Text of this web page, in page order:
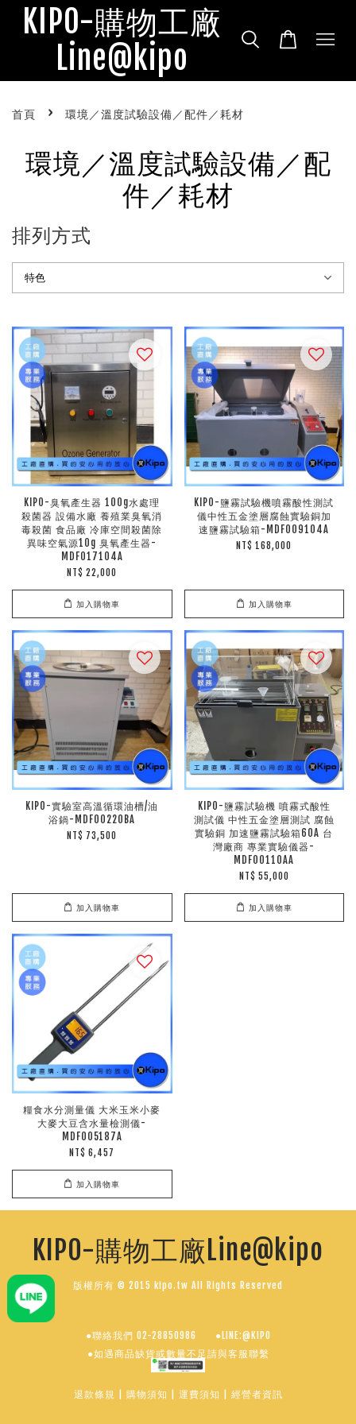
KIPO-購物工廠
Line@kipo
首頁 › 環境／溫度試驗設備／配件／耗材
環境／溫度試驗設備／配
件／耗材
排列方式
KIPO-臭氧產生器 100g水處理
殺菌器 設備水廠 養殖業臭氧消
毒殺菌 食品廠 冷庫空間殺菌除
異味空氣源10g 臭氧產生器-
MDF017104A
NT$ 22,000
加入購物車
KIPO-鹽霧試驗機噴霧酸性測試
儀中性五金塗層腐蝕實驗銅加
速鹽霧試驗箱-MDF009104A
NT$ 168,000
加入購物車
KIPO-實驗室高溫循環油槽/油
浴鍋-MDF00220BA
NT$ 73,500
加入購物車
KIPO-鹽霧試驗機 噴霧式酸性
測試儀 中性五金塗層測試 腐蝕
實驗銅 加速鹽霧試驗箱60A 台
灣廠商 專業實驗儀器-
MDF00110AA
NT$ 55,000
加入購物車
糧食水分測量儀 大米玉米小麥
大麥大豆含水量檢測儀-
MDF005187A
NT$ 6,457
加入購物車
KIPO-購物工廠Line@kipo
版權所有 © 2015 kipo.tw All Rights Reserved
●聯絡我們 02-28850986
●LINE:@KIPO
●如遇商品缺貨或數量不足請與客服聯繫
退款條規 購物須知 運費須知 經營者資訊